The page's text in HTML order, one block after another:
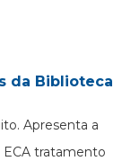
da Biblioteca
Apresenta a
tratamento